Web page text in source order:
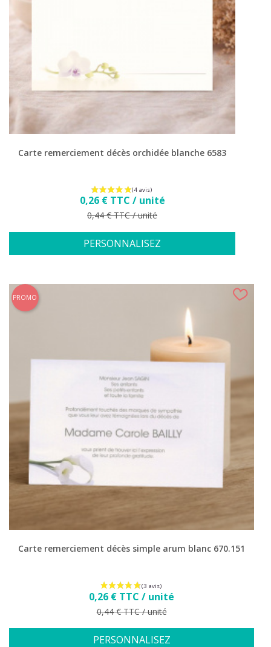
Carte remerciement décès orchidée blanche 6583
Prix
0,26 € TTC / unité
Prix de base
0,44 € TTC / unité
PERSONNALISEZ
Carte remerciement décès simple arum blanc 670.151
Prix
0,26 € TTC / unité
Prix de base
0,44 € TTC / unité
PERSONNALISEZ
PROMO